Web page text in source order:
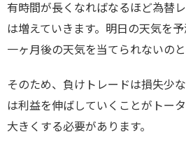
有時間が長くなればなるほど為替
は増えていきます。明日の天気を予
一ヶ月後の天気を当てられないのと
そのため、負けトレードは損失少
は利益を伸ばしていくことがトー
大きくする必要があります。